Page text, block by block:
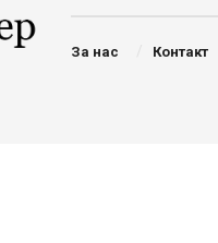
За нас Контакт